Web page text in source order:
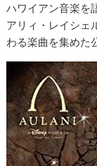
ハワイアン音楽を
アリィ・レイシェ
わる楽曲を集めた